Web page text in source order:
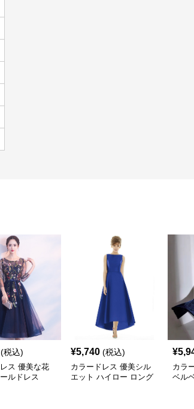
(税込)
ス 優美な花
ルドレス
¥5,740 (税込)
カラードレス 優美シル
エット ハイロー ロング
¥
カラ
ベル